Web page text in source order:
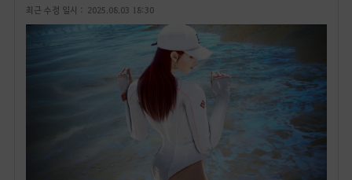
최근 수정 일시 : 2025.08.03 18:30